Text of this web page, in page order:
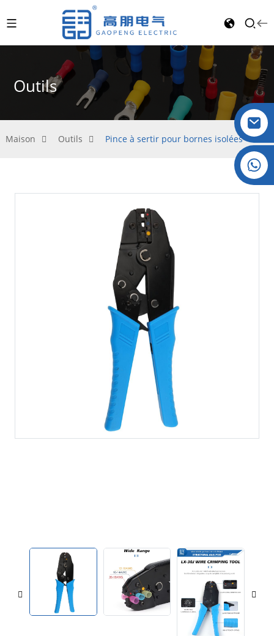
Outils
Maison Outils Pince à sertir pour bornes isolées